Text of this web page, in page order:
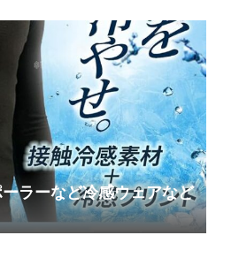
ラーなど冷感ウェアなど